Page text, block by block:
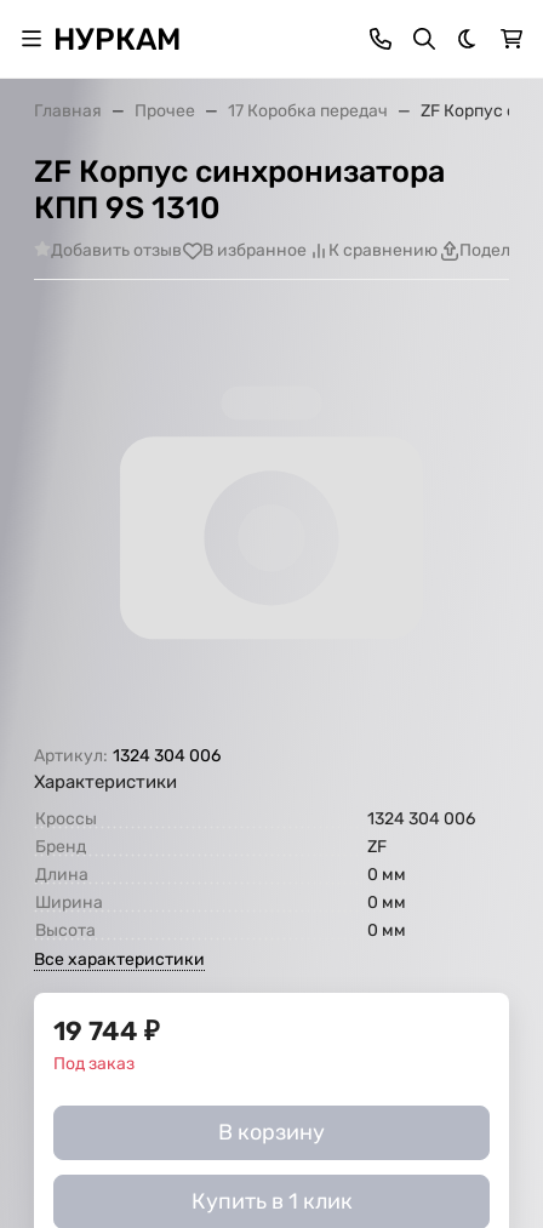
НУРКАМ Темная
Главная Прочее 17 Коробка передач ZF Корпус
ZF Корпус синхронизатора
КПП 9S 1310
Добавить отзыв В избранное К сравнению
Артикул: 1324 304 006
Характеристики
Кроссы
1324 304 006
Бренд
ZF
Длина
0 мм
Ширина
0 мм
Высота
0 мм
Все характеристики
19 744 ₽
Под заказ
В корзину
Купить в 1 клик